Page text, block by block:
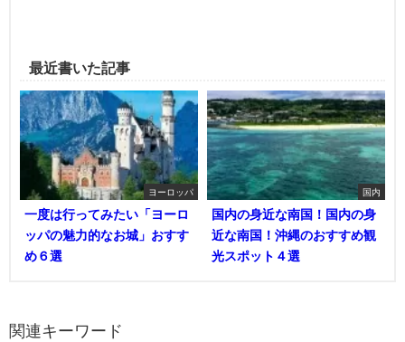
最近書いた記事
ヨーロッパ
一度は行ってみたい「ヨーロ
ッパの魅力的なお城」おすす
め６選
国内
国内の身近な南国！国内の身
近な南国！沖縄のおすすめ観
光スポット４選
関連キーワード